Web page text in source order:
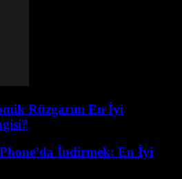
Rüzgarını En İyi
İndirmek: En İyi